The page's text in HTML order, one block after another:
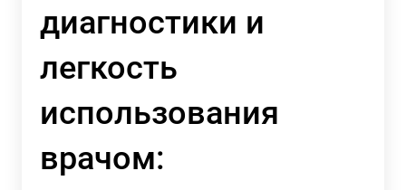
диагностики и
легкость
использования
врачом: